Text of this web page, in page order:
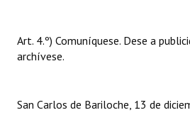
Art. 4.º) Comuníquese. Dese a
archívese.
San Carlos de Bariloche, 13 de